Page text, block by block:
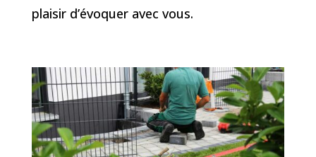
plaisir d’évoquer avec vous.